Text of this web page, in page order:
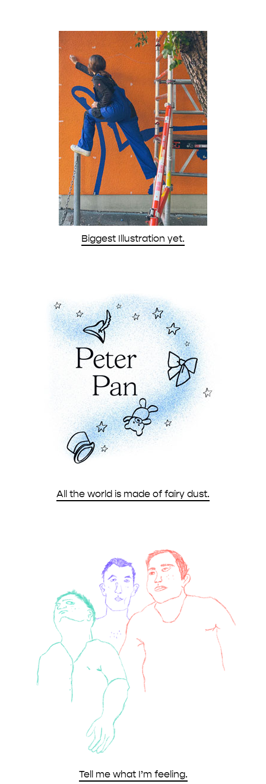
Biggest Illustration yet.
All the world is made of fairy dust.
Tell me what I’m feeling.